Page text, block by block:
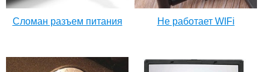
Сломан разъем питания Не работает WIFi